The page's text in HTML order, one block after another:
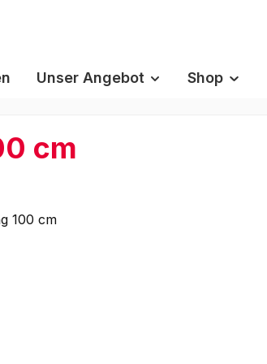
Unser Angebot Shop
cm